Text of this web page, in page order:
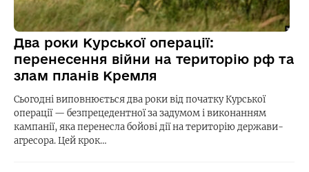
Два роки Курської операції:
перенесення війни на територію рф та
злам планів Кремля
Сьогодні виповнюється два роки від початку Курської
операції — безпрецедентної за задумом і виконанням
кампанії, яка перенесла бойові дії на територію держави-
агресора. Цей крок…